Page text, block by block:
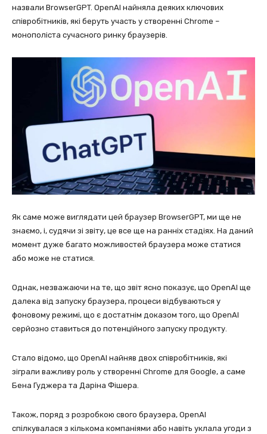
назвали BrowserGPT. OpenAI найняла деяких ключових
співробітників, які беруть участь у створенні Chrome –
монополіста сучасного ринку браузерів.
Як саме може виглядати цей браузер BrowserGPT, ми ще не
знаємо, і, судячи зі звіту, це все ще на ранніх стадіях. На даний
момент дуже багато можливостей браузера може статися
або може не статися.
Однак, незважаючи на те, що звіт ясно показує, що OpenAI ще
далека від запуску браузера, процеси відбуваються у
фоновому режимі, що є достатнім доказом того, що OpenAI
серйозно ставиться до потенційного запуску продукту.
Стало відомо, що OpenAI найняв двох співробітників, які
зіграли важливу роль у створенні Chrome для Google, а саме
Бена Гуджера та Даріна Фішера.
Також, поряд з розробкою свого браузера, OpenAI
спілкувалася з кількома компаніями або навіть уклала угоди з